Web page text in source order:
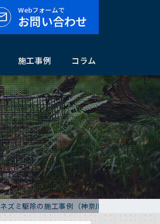
施工事例 コラム
Webフォームで
お問い合わせ
ネズミ駆除の施工事例（神奈川県鎌倉市山ノ内